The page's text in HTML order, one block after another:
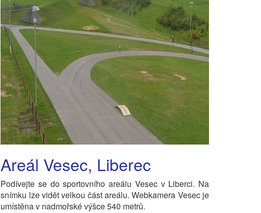
Areál Vesec, Liberec
Podívejte se do sportovního areálu Vesec v Liberci. Na
snímku lze vidět velkou část areálu. Webkamera Vesec je
umístěna v nadmořské výšce 540 metrů.